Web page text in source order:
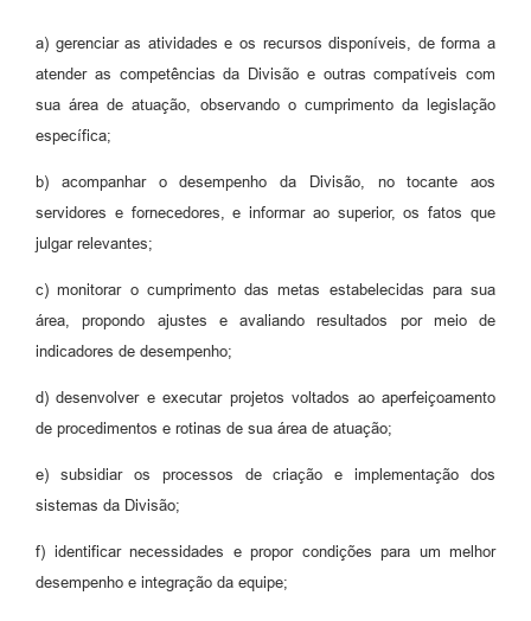
a) gerenciar as atividades e os recursos disponíveis, de forma a
atender as competências da Divisão e outras compatíveis com
sua área de atuação, observando o cumprimento da legislação
específica;
b) acompanhar o desempenho da Divisão, no tocante aos
servidores e fornecedores, e informar ao superior, os fatos que
julgar relevantes;
c) monitorar o cumprimento das metas estabelecidas para sua
área, propondo ajustes e avaliando resultados por meio de
indicadores de desempenho;
d) desenvolver e executar projetos voltados ao aperfeiçoamento
de procedimentos e rotinas de sua área de atuação;
e) subsidiar os processos de criação e implementação dos
sistemas da Divisão;
f) identificar necessidades e propor condições para um melhor
desempenho e integração da equipe;